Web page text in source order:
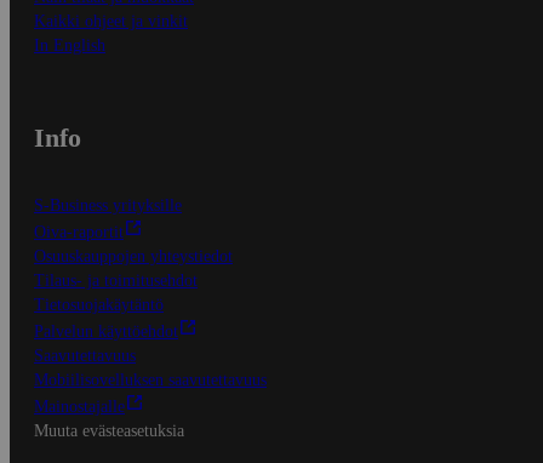
Kaikki ohjeet ja vinkit
In English
Info
S-Business yrityksille
Oiva-raportit
Osuuskauppojen yhteystiedot
Tilaus- ja toimitusehdot
Tietosuojakäytäntö
Palvelun käyttöehdot
Saavutettavuus
Mobiilisovelluksen saavutettavuus
Mainostajalle
Muuta evästeasetuksia